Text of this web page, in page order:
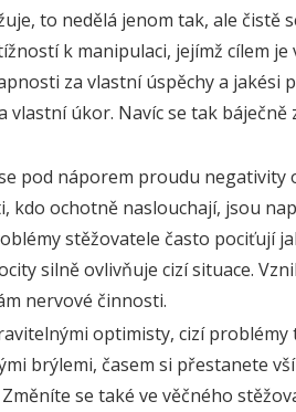
to nedělá jenom tak, ale čistě
k manipulaci, jejímž cílem je
za vlastní úspěchy a jakési
úkor. Navíc se tak báječně
pod náporem proudu negativity
kdo ochotně naslouchají, jsou
stěžovatele často pociťují
silně ovlivňuje cizí situace.
nervové činnosti.
optimisty, cizí problémy
brýlemi, časem si přestanete
se také ve věčného